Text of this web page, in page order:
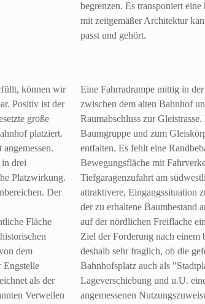
begrenzen. Es transponiert
mit zeitgemäßer Architektur
passt und gehört.
können wir
Positiv ist der
große
platziert.
drei
Platzwirkung.
Der
Fläche
dem
Engstelle
als der
Verweilen
Eine Fahrradrampe mittig in
zwischen dem alten Bahnhof
Raumabschluss zur
Baumgruppe und zum
entfalten. Es fehlt eine
Bewegungsfläche mit
Tiefgaragenzufahrt am
attraktivere, Eingangssituation
der zu erhaltene Baumbestand
auf der nördlichen Freiflache
Ziel der Forderung nach einem
deshalb sehr fraglich, ob die
Bahnhofsplatz auch als
Lageverschiebung und u.U.
angemessenen